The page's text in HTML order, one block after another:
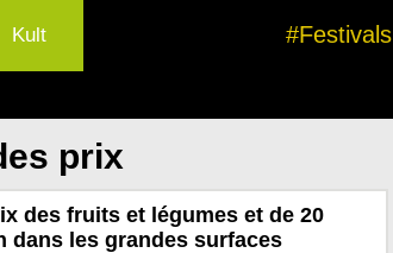
Kult #Festivals
prix
des fruits et légumes et de 20
dans les grandes surfaces